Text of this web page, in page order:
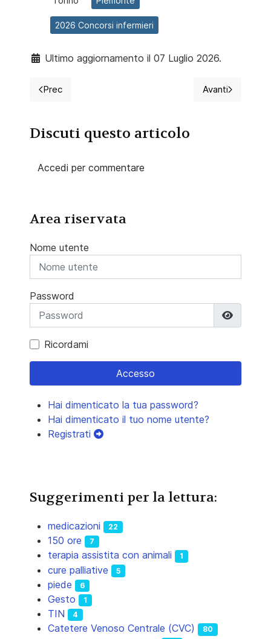
2026 Concorsi infermieri
Ultimo aggiornamento il 07 Luglio 2026.
Articolo precedente: 2026 Concorso per 50
Prec Articolo
Avanti
Discuti questo articolo
Accedi per commentare
Area riservata
Nome utente
Password
Ricordami
Accesso
Hai dimenticato la tua password?
Hai dimenticato il tuo nome utente?
Registrati
Suggerimenti per la lettura:
medicazioni 22
150 ore 7
terapia assistita con animali 1
cure palliative 5
piede 6
Gesto 1
TIN 4
Catetere Venoso Centrale (CVC) 80